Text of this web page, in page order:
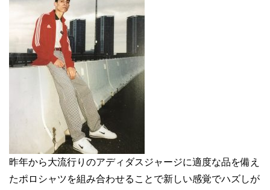
昨年から大流行りのアディダスジャージに適度な品を備え
たポロシャツを組み合わせることで新しい感覚でハズしが